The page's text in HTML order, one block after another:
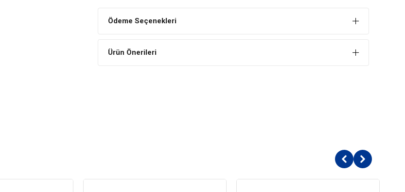
butona basın. Bu şekilde ipin uzunluğunu istediğiniz şekilde ayarlayabilirsiniz. Bunu
yaptığınızda ip uzunluğu artmaz veya azalmaz. Bu sayede köpeğiniz sabit bir yere
Mesafeyi Kısaltma
Ödeme Seçenekleri
Ürün Önerileri